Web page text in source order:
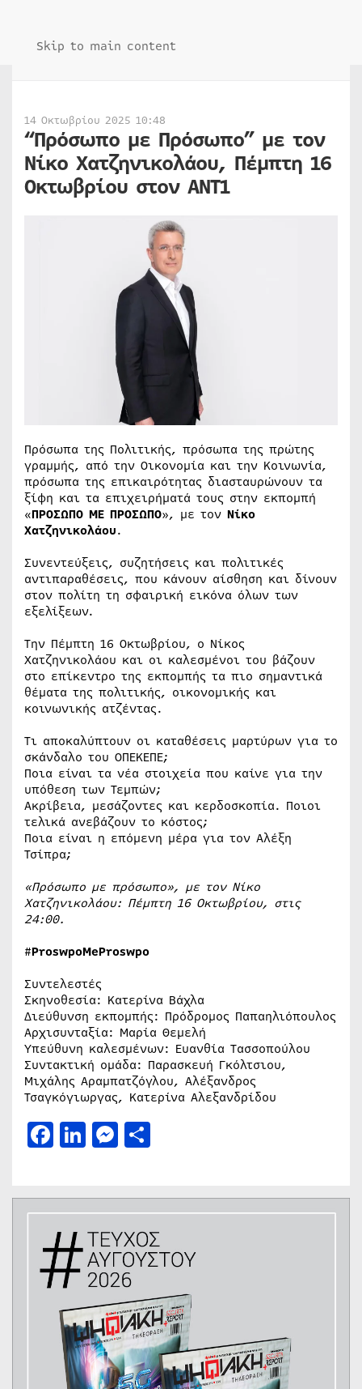
Skip to main content
14 Οκτωβρίου 2025 10:48
“Πρόσωπο με Πρόσωπο” με τον
Νίκο Χατζηνικολάου, Πέμπτη 16
Οκτωβρίου στον ΑΝΤ1
Πρόσωπα της Πολιτικής, πρόσωπα της πρώτης
γραμμής, από την Οικονομία και την Κοινωνία,
πρόσωπα της επικαιρότητας διασταυρώνουν τα
ξίφη και τα επιχειρήματά τους στην εκπομπή
«ΠΡΟΣΩΠΟ ΜΕ ΠΡΟΣΩΠΟ», με τον Νίκο
Χατζηνικολάου.
Συνεντεύξεις, συζητήσεις και πολιτικές
αντιπαραθέσεις, που κάνουν αίσθηση και δίνουν
στον πολίτη τη σφαιρική εικόνα όλων των
εξελίξεων.
Την Πέμπτη 16 Οκτωβρίου, ο Νίκος
Χατζηνικολάου και οι καλεσμένοι του βάζουν
στο επίκεντρο της εκπομπής τα πιο σημαντικά
θέματα της πολιτικής, οικονομικής και
κοινωνικής ατζέντας.
Τι αποκαλύπτουν οι καταθέσεις μαρτύρων για το
σκάνδαλο του ΟΠΕΚΕΠΕ;
Ποια είναι τα νέα στοιχεία που καίνε για την
υπόθεση των Τεμπών;
Ακρίβεια, μεσάζοντες και κερδοσκοπία. Ποιοι
τελικά ανεβάζουν το κόστος;
Ποια είναι η επόμενη μέρα για τον Αλέξη
Τσίπρα;
«Πρόσωπο με πρόσωπο», με τον Νίκο
Χατζηνικολάου: Πέμπτη 16 Οκτωβρίου, στις
24:00.
#ProswpoMeProswpo
Συντελεστές
Σκηνοθεσία: Κατερίνα Βάχλα
Διεύθυνση εκπομπής: Πρόδρομος Παπαηλιόπουλος
Αρχισυνταξία: Μαρία Θεμελή
Υπεύθυνη καλεσμένων: Ευανθία Τασσοπούλου
Συντακτική ομάδα: Παρασκευή Γκόλτσιου,
Μιχάλης Αραμπατζόγλου, Αλέξανδρος
Τσαγκόγιωργας, Κατερίνα Αλεξανδρίδου
Facebook
LinkedIn
Messenger